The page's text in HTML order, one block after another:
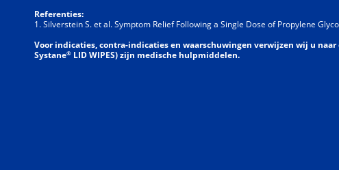
Referenties:
1. Silverstein S. et al. Symptom Relief Following a Single Dose of Propylene
Voor indicaties, contra-indicaties en waarschuwingen verwijzen wij u
Systane® LID WIPES) zijn medische hulpmiddelen.